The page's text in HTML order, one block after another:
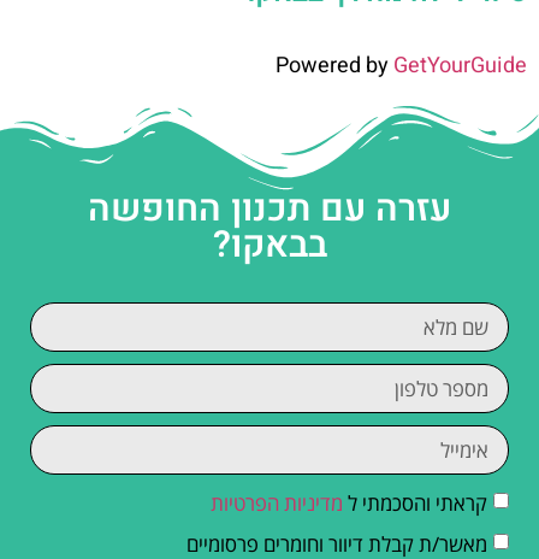
Powered byGetYourGuide
עזרה עם תכנון החופשה
בבאקו?
קראתי והסכמתי ל מדיניות הפרטיות
מאשר/ת קבלת דיוור וחומרים פרסומיים